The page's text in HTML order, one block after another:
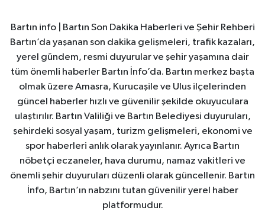
Bartın info | Bartın Son Dakika Haberleri ve Şehir Rehberi
Bartın’da yaşanan son dakika gelişmeleri, trafik kazaları,
yerel gündem, resmi duyurular ve şehir yaşamına dair
tüm önemli haberler Bartın İnfo’da. Bartın merkez başta
olmak üzere Amasra, Kurucaşile ve Ulus ilçelerinden
güncel haberler hızlı ve güvenilir şekilde okuyuculara
ulaştırılır. Bartın Valiliği ve Bartın Belediyesi duyuruları,
şehirdeki sosyal yaşam, turizm gelişmeleri, ekonomi ve
spor haberleri anlık olarak yayınlanır. Ayrıca Bartın
nöbetçi eczaneler, hava durumu, namaz vakitleri ve
önemli şehir duyuruları düzenli olarak güncellenir. Bartın
İnfo, Bartın’ın nabzını tutan güvenilir yerel haber
platformudur.